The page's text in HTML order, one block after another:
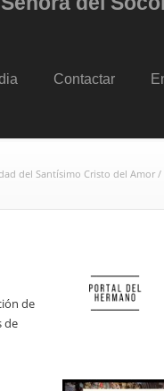
Contactar
del Santísimo Cristo del Amor /
de
de